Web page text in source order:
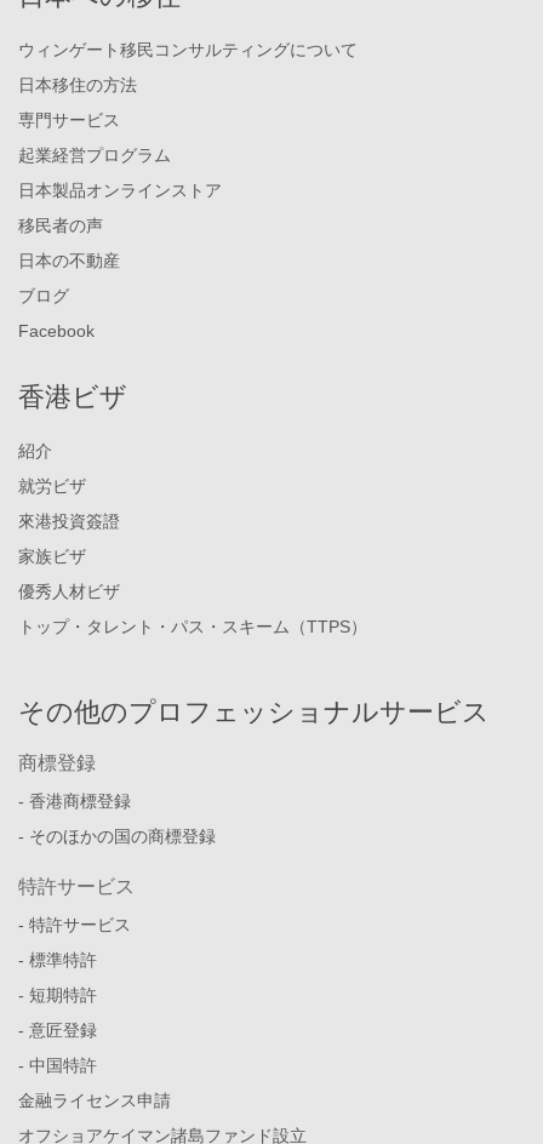
ウィンゲート移民コンサルティングについて
日本移住の方法
専門サービス
起業経営プログラム
日本製品オンラインストア
移民者の声
日本の不動産
ブログ
Facebook
香港ビザ
紹介
就労ビザ
來港投資簽證
家族ビザ
優秀人材ビザ
トップ・タレント・パス・スキーム（TTPS）
その他のプロフェッショナルサービス
商標登録
- 香港商標登録
- そのほかの国の商標登録
特許サービス
- 特許サービス
- 標準特許
- 短期特許
- 意匠登録
- 中国特許
金融ライセンス申請
オフショアケイマン諸島ファンド設立